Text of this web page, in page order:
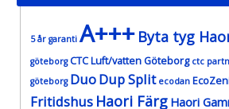
5 år garanti A+++ Byta tyg
göteborg CTC Luft/vatten Göteborg ctc
göteborg DuoDup Split ecodan
Fritidshus Haori Färg Haori